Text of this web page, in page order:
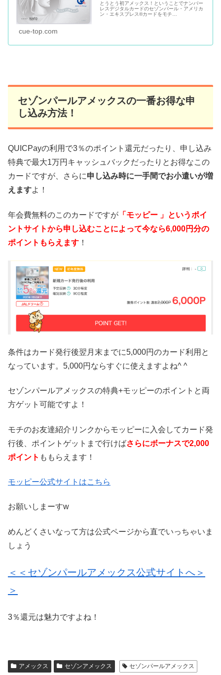
とうとう初アメックス！ということでナンバー
レスデジタルカードのセゾンパール・アメリカ
ン・エキスプレス®カードをモチ
cue-top.com
セゾンパールアメックスの一番お得な申
し込み方法！
QUICPayの利用で3％のポイント還元だったり、申し込み
特典で最大1万円キャッシュバックだったりとお得なこの
カードですが、さらに申し込み時に一手間でお小遣いが増
えますよ！
年会費無料のこのカードですが 「モッピー 」というポイ
ントサイトから申し込むことによって今なら6,000円分の
ポイントもらえます ！
条件はカード発行後翌月末までに5,000円のカード利用と
なっています。5,000円ならすぐに使えますよね^ ^
セゾンパールアメックスの特典+モッピーのポイントと両
方ゲット可能ですよ！
モチのお友達紹介リンクからモッピーに入会してカード発
行後、ポイントゲットまで行けばさらにボーナスで2,000
ポイント ももらえます！
モッピー公式サイトはこちら
お願いしまーすw
めんどくさいなって方は公式ページから直でいっちゃいま
しょう
＜＜セゾンパールアメックス公式サイトへ＞
＞
3％還元は魅力ですよね！
アメックス セゾンアメックス セゾンパールアメックス